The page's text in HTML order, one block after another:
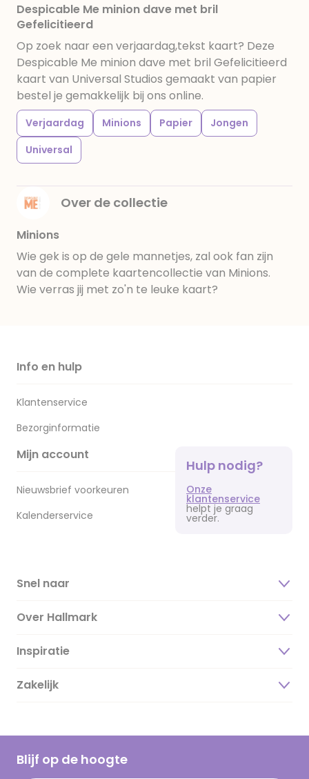
Despicable Me minion dave met bril
Gefelicitieerd
Op zoek naar een verjaardag,tekst kaart? Deze
Despicable Me minion dave met bril Gefelicitieerd
kaart van Universal Studios gemaakt van papier
bestel je gemakkelijk bij ons online.
Verjaardag Minions Papier
Jongen
Universal
Over de collectie
Minions
Wie gek is op de gele mannetjes, zal ook fan zijn
van de complete kaartencollectie van Minions.
Wie verras jij met zo'n te leuke kaart?
Info en hulp
Klantenservice
Bezorginformatie
Mijn account
Nieuwsbrief voorkeuren
Kalenderservice
Hulp nodig?
Onze
klantenservice
helpt je graag
verder.
Snel naar
Over Hallmark
Over ons
Duurzaamheid
Hallmark Kaartclub
Inspiratie
Magazine
Cadeau inspiratie
Kaartinspiratie
Zakelijk
Blijf op de hoogte